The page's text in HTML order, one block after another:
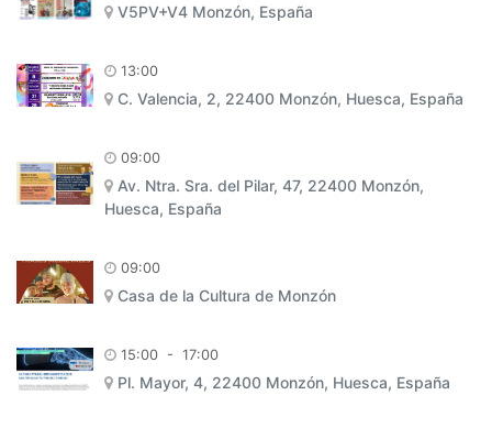
V5PV+V4 Monzón, España
13:00
C. Valencia, 2, 22400 Monzón, Huesca, España
09:00
Av. Ntra. Sra. del Pilar, 47, 22400 Monzón,
Huesca, España
09:00
Casa de la Cultura de Monzón
15:00 - 17:00
Pl. Mayor, 4, 22400 Monzón, Huesca, España